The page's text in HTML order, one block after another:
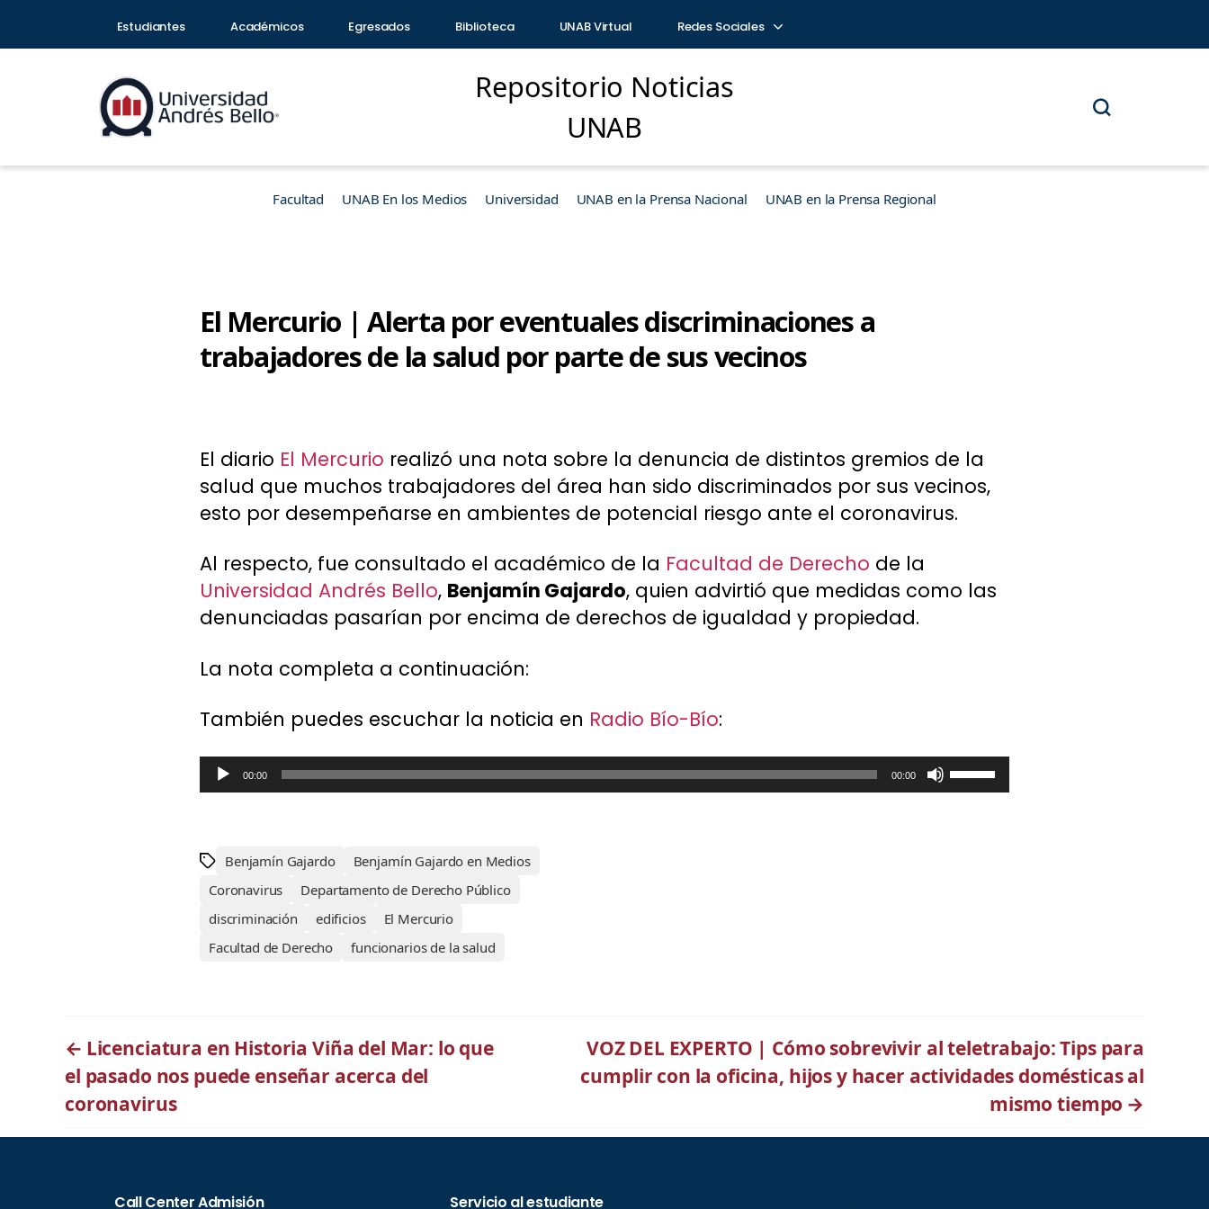
Estudiantes Académicos Egresados Biblioteca UNAB Virtual Redes Sociales
Repositorio Noticias
UNAB
Facultad UNAB En los Medios Universidad UNAB en la Prensa Nacional UNAB en la Prensa Regional
El Mercurio | Alerta por eventuales discriminaciones a
trabajadores de la salud por parte de sus vecinos
El diario El Mercurio realizó una nota sobre la denuncia de distintos gremios de la
salud que muchos trabajadores del área han sido discriminados por sus vecinos,
esto por desempeñarse en ambientes de potencial riesgo ante el coronavirus.
Al respecto, fue consultado el académico de la Facultad de Derecho de la
Universidad Andrés Bello, Benjamín Gajardo, quien advirtió que medidas como las
denunciadas pasarían por encima de derechos de igualdad y propiedad.
La nota completa a continuación:
También puedes escuchar la noticia en Radio Bío-Bío:
Reproductor de audio
00:00 00:00
U
t
t
e
l
Benjamín Gajardo
Benjamín Gajardo en Medios
Coronavirus
Departamento de Derecho Público
discriminación
edificios
El Mercurio
Facultad de Derecho
funcionarios de la salud
← Licenciatura en Historia Viña del Mar: lo que
el pasado nos puede enseñar acerca del
coronavirus
VOZ DEL EXPERTO | Cómo sobrevivir al teletrabajo: Tips para
cumplir con la oficina, hijos y hacer actividades domésticas al
mismo tiempo →